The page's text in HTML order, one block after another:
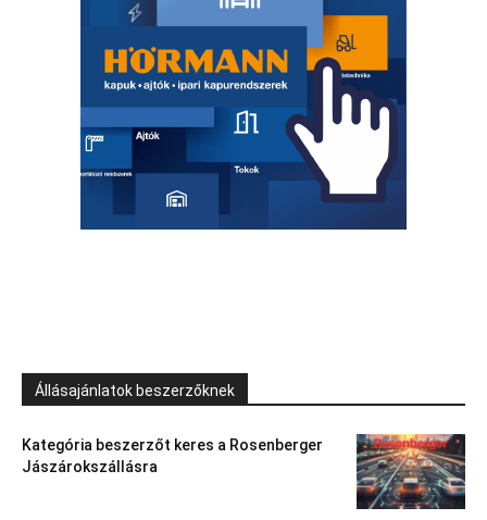
Állásajánlatok beszerzőknek
Kategória beszerzőt keres a Rosenberger
Jászárokszállásra